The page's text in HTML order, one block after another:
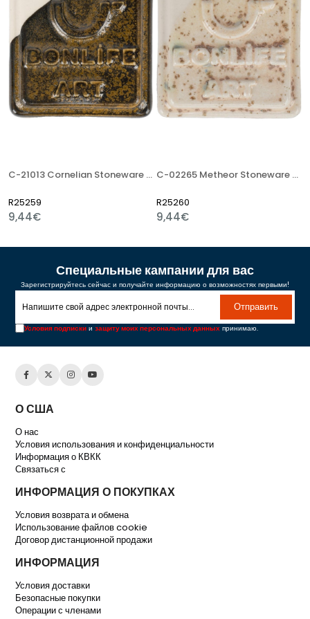
C-21013 Cornelian Stoneware Artistik Sır
R25259
9,44€
C-02265 Metheor Stoneware Artistik Sır
R25260
9,44€
Специальные кампании для вас
Зарегистрируйтесь сейчас и получайте информацию о возможностях первыми!
Отправить
Условия подписки изащиту моих персональных данных принимаю.
О США
О нас
Условия использования и конфиденциальности
Информация о КВКК
Связаться с
ИНФОРМАЦИЯ О ПОКУПКАХ
Условия возврата и обмена
Использование файлов cookie
Договор дистанционной продажи
ИНФОРМАЦИЯ
Условия доставки
Безопасные покупки
Операции с членами